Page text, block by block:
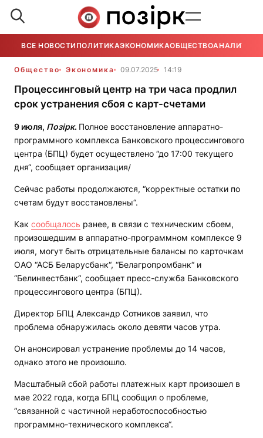
ВСЕ НОВОСТИ ПОЛИТИКАЭКОНОМИКАОБЩЕСТВОАНАЛИТИКА
Общество Экономика 09.07.2025 14:19
Процессинговый центр на три часа продлил
срок устранения сбоя с карт-счетами
9 июля, Позірк. Полное восстановление аппаратно-
программного комплекса Банковского процессингового
центра (БПЦ) будет осуществлено “до 17:00 текущего
дня“, сообщает организация/
Сейчас работы продолжаются, “корректные остатки по
счетам будут восстановлены“.
Как сообщалось ранее, в связи с техническим сбоем,
произошедшим в аппаратно-программном комплексе 9
июля, могут быть отрицательные балансы по карточкам
ОАО “АСБ Беларусбанк“, “Белагропромбанк“ и
“Белинвестбанк“, сообщает пресс-служба Банковского
процессингового центра (БПЦ).
Директор БПЦ Александр Сотников заявил, что
проблема обнаружилась около девяти часов утра.
Он анонсировал устранение проблемы до 14 часов,
однако этого не произошло.
Масштабный сбой работы платежных карт произошел в
мае 2022 года, когда БПЦ сообщил о проблеме,
“связанной с частичной неработоспособностью
программно-технического комплекса“.